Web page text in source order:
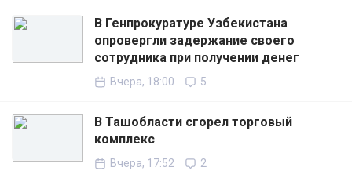
В Генпрокуратуре Узбекистана
опровергли задержание своего
сотрудника при получении денег
Вчера, 18:00 5
В Ташобласти сгорел торговый
комплекс
Вчера, 17:52 2